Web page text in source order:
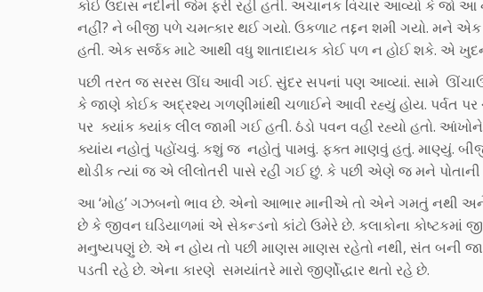
કોઈ ઉદાસ નદીની જેમ ફરી રહી હતી. અચાનક વિચાર આવ્યો કે જો
નહીં? ને બીજી પળે ચમત્કાર થઈ ગયો. ઉકળાટ તદ્દન શમી ગયો.
હતી. એક સર્જક માટે આથી વધુ શાતાદાયક કોઈ પળ ન હોઈ શકે. એ
પછી તરત જ સરસ ઊંઘ આવી ગઈ. સુંદર સપનાં પણ આવ્યાં. સામે
કે જાણે કોઈક અદ્રશ્ય ગળણીમાંથી ચળાઈને આવી રહ્યું હોય. પર્વત પર
પર ક્યાંક ક્યાંક લીલ જામી ગઈ હતી. ઠંડો પવન વહી રહ્યો હતો.
ક્યાંય નહોતું પહોંચવું. કશું જ નહોતું પામવું. ફક્ત માણવું હતું. માણ્યું.
થોડીક ત્યાં જ એ લીલોતરી પાસે રહી ગઈ છું. કે પછી એણે જ મને પોતાની
આ ‘મોહ’ ગઝબનો ભાવ છે. એનો આભાર માનીએ તો એને ગમતું નથી
છે કે જીવન ઘડિયાળમાં એ સેકન્ડનો કાંટો ઉમેરે છે. કલાકોના કોષ્ટકમાં
મનુષ્યપણું છે. એ ન હોય તો પછી માણસ માણસ રહેતો નથી, સંત બની
પડતી રહે છે. એના કારણે સમયાંતરે મારો જીર્ણોદ્ધાર થતો રહે છે.